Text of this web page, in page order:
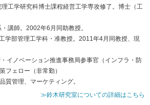
工学研究科博士課程経営工学専攻修了。博士（工
講師。2002年6月同助教授。
学部管理工学科・准教授。2011年4月同教授、現
イノベーション推進事務局参事官（インフラ・防
フェロー（非常勤）
質管理、マーケティング。
≫鈴木研究室についての詳細はこちら